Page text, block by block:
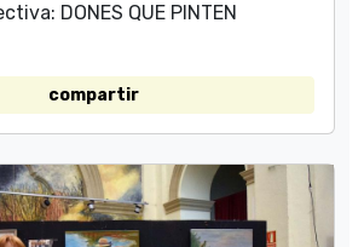
DONES QUE PINTEN
compartir